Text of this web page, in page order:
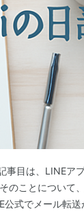
目は、LINEア
のことについて
式でメール転